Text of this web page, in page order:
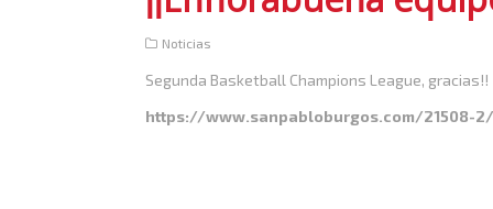
Noticias
Segunda Basketball Champions League, gracias!!
https://www.sanpabloburgos.com/21508-2/